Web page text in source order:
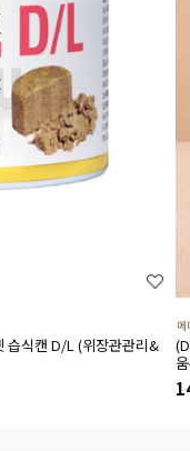
습식캔 D/L (위장관관리&
메